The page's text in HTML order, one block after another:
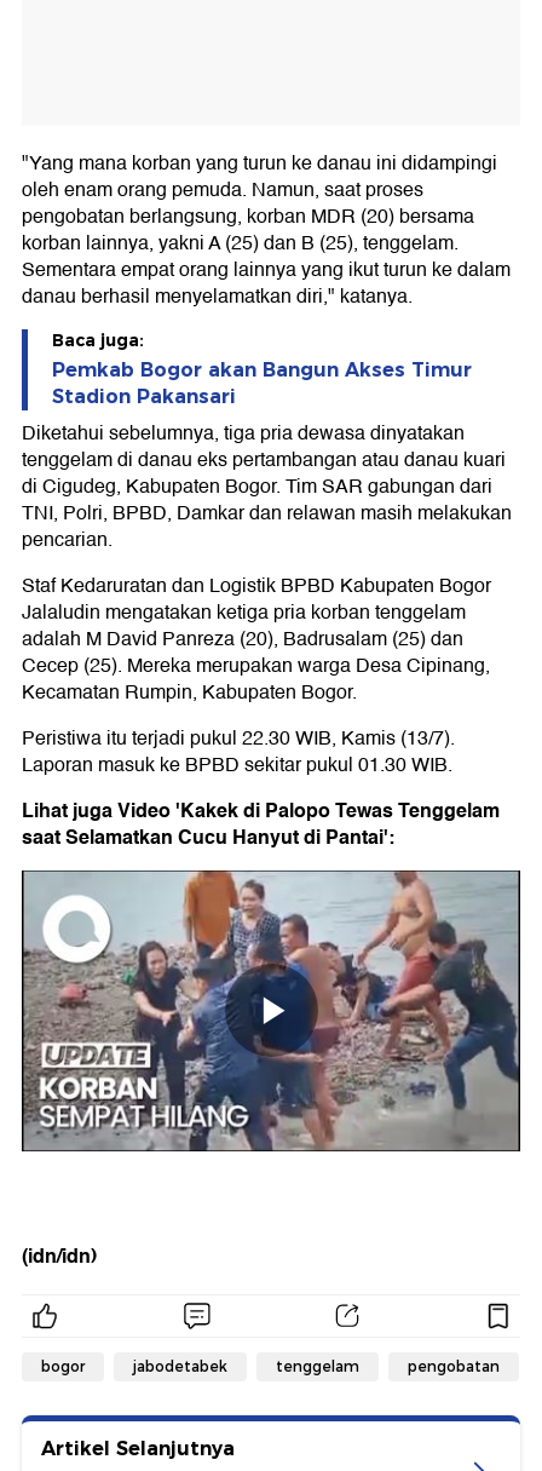
"Yang mana korban yang turun ke danau ini didampingi
oleh enam orang pemuda. Namun, saat proses
pengobatan berlangsung, korban MDR (20) bersama
korban lainnya, yakni A (25) dan B (25), tenggelam.
Sementara empat orang lainnya yang ikut turun ke dalam
danau berhasil menyelamatkan diri," katanya.
Baca juga:
Pemkab Bogor akan Bangun Akses Timur
Stadion Pakansari
Diketahui sebelumnya, tiga pria dewasa dinyatakan
tenggelam di danau eks pertambangan atau danau kuari
di Cigudeg, Kabupaten Bogor. Tim SAR gabungan dari
TNI, Polri, BPBD, Damkar dan relawan masih melakukan
pencarian.
Staf Kedaruratan dan Logistik BPBD Kabupaten Bogor
Jalaludin mengatakan ketiga pria korban tenggelam
adalah M David Panreza (20), Badrusalam (25) dan
Cecep (25). Mereka merupakan warga Desa Cipinang,
Kecamatan Rumpin, Kabupaten Bogor.
Peristiwa itu terjadi pukul 22.30 WIB, Kamis (13/7).
Laporan masuk ke BPBD sekitar pukul 01.30 WIB.
Lihat juga Video 'Kakek di Palopo Tewas Tenggelam
saat Selamatkan Cucu Hanyut di Pantai':
(idn/idn)
bogor jabodetabek tenggelam pengobatan
Artikel Selanjutnya